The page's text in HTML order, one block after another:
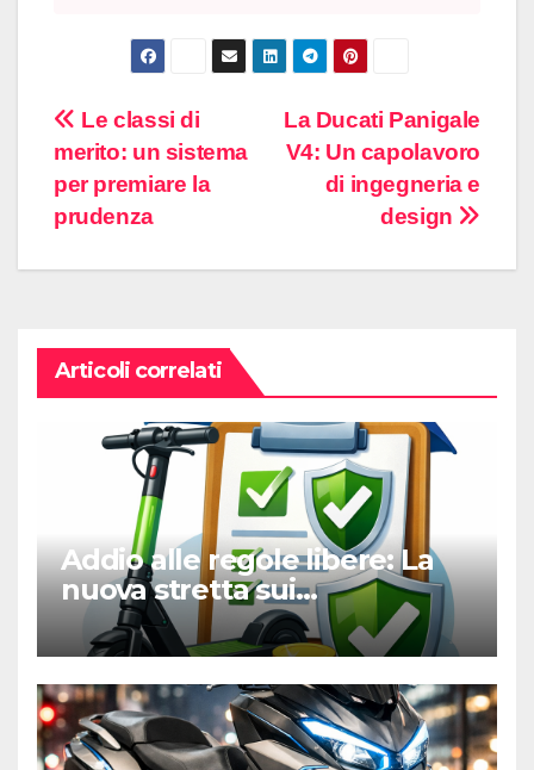
Navigazione
articoli
La Ducati Panigale
V4: Un capolavoro
di ingegneria e
design
Le classi di
merito: un sistema
per premiare la
prudenza
Articoli correlati
Addio alle regole libere: La
nuova stretta sui
monopattini elettrici tra
targa e polizza RC